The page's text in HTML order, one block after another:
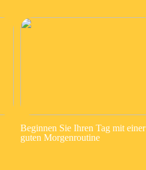
Beginnen Sie Ihren Tag mit einer
guten Morgenroutine